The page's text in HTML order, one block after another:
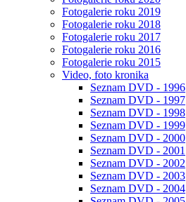
Fotogalerie roku 2019
Fotogalerie roku 2018
Fotogalerie roku 2017
Fotogalerie roku 2016
Fotogalerie roku 2015
Video, foto kronika
Seznam DVD - 1996
Seznam DVD - 1997
Seznam DVD - 1998
Seznam DVD - 1999
Seznam DVD - 2000
Seznam DVD - 2001
Seznam DVD - 2002
Seznam DVD - 2003
Seznam DVD - 2004